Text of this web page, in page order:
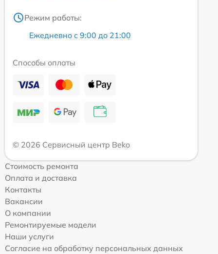
Режим работы:
Ежедневно с 9:00 до 21:00
Способы оплаты
© 2026 Сервисный центр Beko
Стоимость ремонта
Оплата и доставка
Контакты
Вакансии
О компании
Ремонтируемые модели
Наши услуги
Согласие на обработку персональных данных